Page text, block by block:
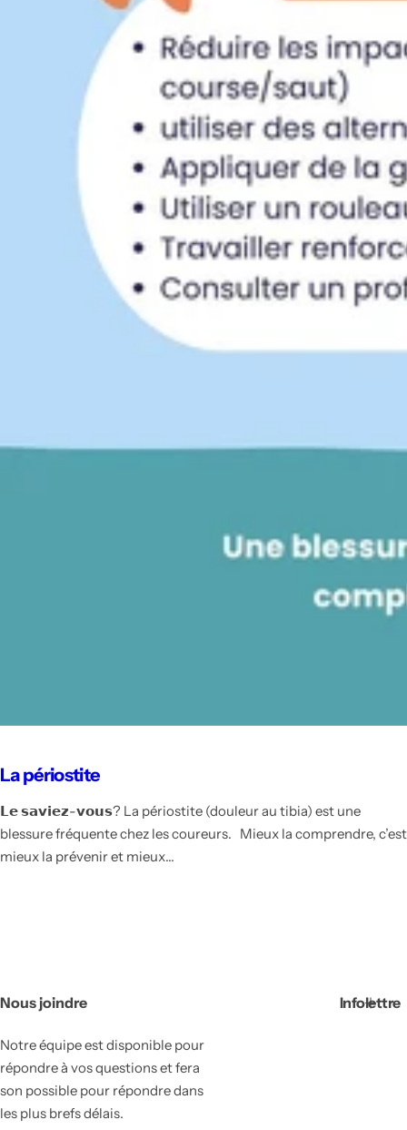
La périostite
𝗟𝗲 𝘀𝗮𝘃𝗶𝗲𝘇-𝘃𝗼𝘂𝘀? La périostite (douleur au tibia) est une
blessure fréquente chez les coureurs. Mieux la comprendre, c’est
mieux la prévenir et mieux...
Nous joindre
Notre équipe est disponible pour
répondre à vos questions et fera
son possible pour répondre dans
les plus brefs délais.
Infolettre